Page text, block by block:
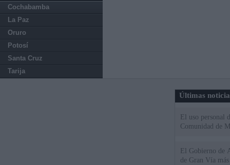
Cochabamba
La Paz
Oruro
Potosí
Santa Cruz
Tarija
Últimas
El uso personal
Comunidad de
El Gobierno de
de Gran Vía